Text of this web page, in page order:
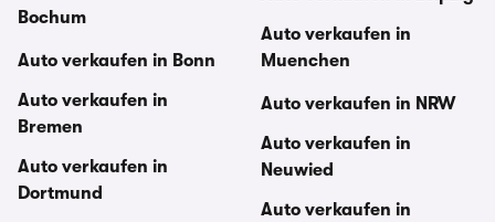
Bochum
Auto verkaufen in Bonn
Auto verkaufen in
Bremen
Auto verkaufen in
Dortmund
Auto verkaufen in
Muenchen
Auto verkaufen in NRW
Auto verkaufen in
Neuwied
Auto verkaufen in